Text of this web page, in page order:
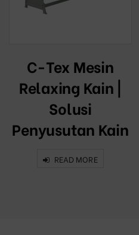
C-Tex Mesin
Relaxing Kain |
Solusi
Penyusutan Kain
READ MORE